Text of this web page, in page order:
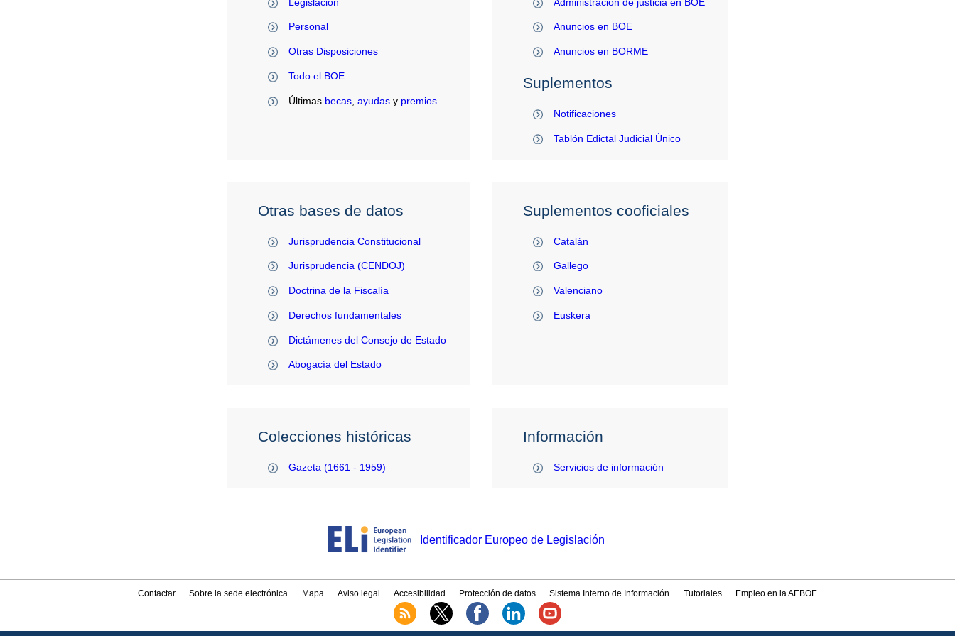
Personal
Otras Disposiciones
Todo el BOE
Últimas becas, ayudasy premios
Anuncios en BOE
Anuncios en BORME
Suplementos
Notificaciones
Tablón Edictal Judicial Único
Otras bases de datos
Jurisprudencia Constitucional
Jurisprudencia (CENDOJ)
Doctrina de la Fiscalía
Derechos fundamentales
Dictámenes del Consejo de Estado
Abogacía del Estado
Suplementos cooficiales
Catalán
Gallego
Valenciano
Euskera
Colecciones históricas
Gazeta (1661 - 1959)
Información
Servicios de información
Identificador Europeo de Legislación
Contactar Sobre la sede electrónica Mapa Aviso legal Accesibilidad Protección de datos Sistema Interno de Información Tutoriales Empleo en la AEBOE